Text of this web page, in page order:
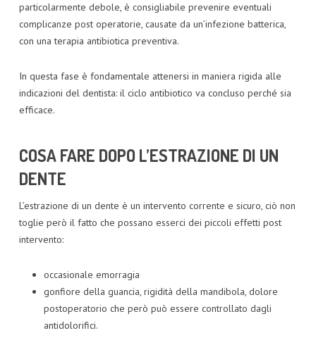
particolarmente debole, è consigliabile prevenire eventuali
complicanze post operatorie, causate da un’infezione batterica,
con una terapia antibiotica preventiva.
In questa fase è fondamentale attenersi in maniera rigida alle
indicazioni del dentista: il ciclo antibiotico va concluso perché sia
efficace.
COSA FARE DOPO L’ESTRAZIONE DI UN
DENTE
L’estrazione di un dente è un intervento corrente e sicuro, ciò non
toglie però il fatto che possano esserci dei piccoli effetti post
intervento:
occasionale emorragia
gonfiore della guancia, rigidità della mandibola, dolore
postoperatorio che però può essere controllato dagli
antidolorifici.